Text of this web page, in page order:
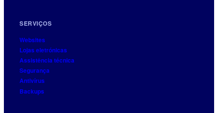
SERVIÇOS
Websites
Lojas eletrónicas
Assistência técnica
Segurança
Antivírus
Backups